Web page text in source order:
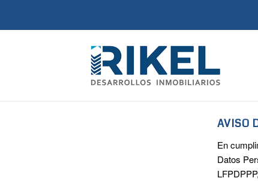
AVISO
En
Datos